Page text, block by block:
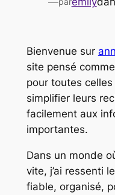
Bienvenue sur
site pensé
pour toutes
simplifier leurs
facilement aux
importantes.
Dans un monde
vite, j’ai ressenti
fiable, organisé,